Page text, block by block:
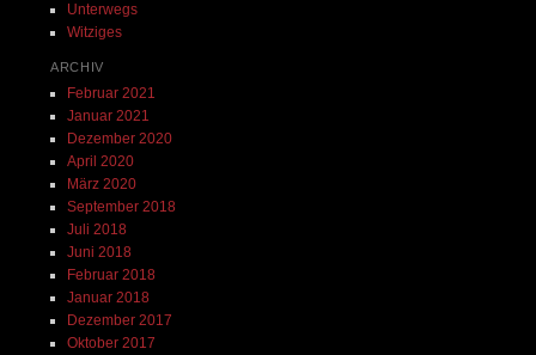
Unterwegs
Witziges
ARCHIV
Februar 2021
Januar 2021
Dezember 2020
April 2020
März 2020
September 2018
Juli 2018
Juni 2018
Februar 2018
Januar 2018
Dezember 2017
Oktober 2017